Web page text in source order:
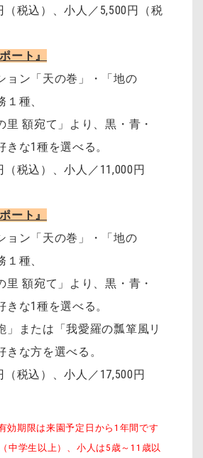
（税込）、小人／5,500円（税
ート』
ョン「天の巻」・「地の
種、
里 額宛て」より、黒・青・
な1種を選べる。
（税込）、小人／11,000円
ート』
ョン「天の巻」・「地の
種、
里 額宛て」より、黒・青・
な1種を選べる。
」または「我愛羅の瓢箪風リ
きな方を選べる。
（税込）、小人／17,500円
効期限は来園予定日から1年間です
中学生以上）、小人は5歳～11歳以